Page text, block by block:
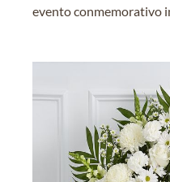
evento conmemorativo